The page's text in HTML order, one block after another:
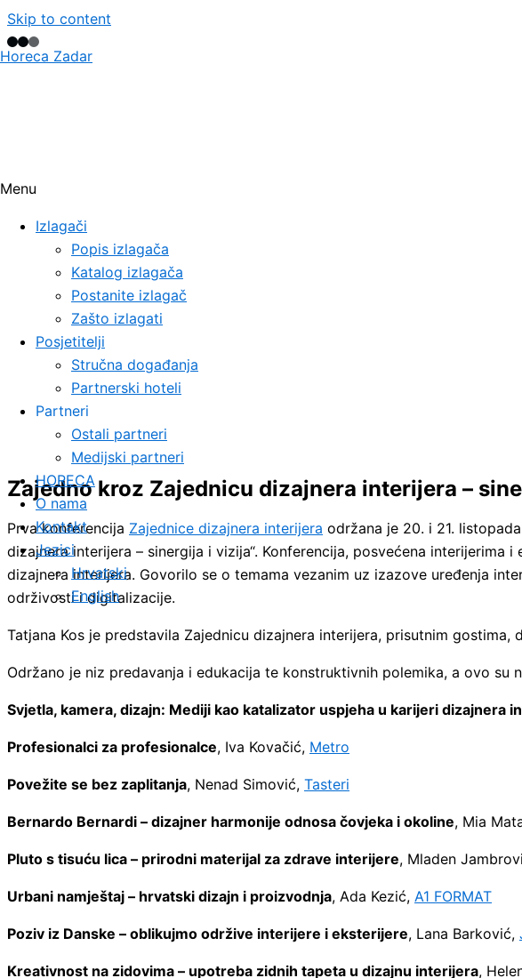
Skip to content
Horeca Zadar
Menu
Izlagači
Popis izlagača
Katalog izlagača
Postanite izlagač
Zašto izlagati
Posjetitelji
Stručna događanja
Partnerski hoteli
Partneri
Ostali partneri
Medijski partneri
HORECA
O nama
Kontakt
Jezici
Hrvatski
English
Zajedno kroz Zajednicu dizajnera interijera –
Prva konferencija Zajednice dizajnera interijera održana je 20. i 21.
dizajnera interijera – sinergija i vizija“. Konferencija, posvećena
dizajnera interijera. Govorilo se o temama vezanim uz izazove uređenja
održivosti i digitalizacije.
Tatjana Kos je predstavila Zajednicu dizajnera interijera, prisutnim
Održano je niz predavanja i edukacija te konstruktivnih polemika, a ovo su
Svjetla, kamera, dizajn: Mediji kao katalizator uspjeha u karijeri dizajnera
Profesionalci za profesionalce, Iva Kovačić, Metro
Povežite se bez zaplitanja, Nenad Simović, Tasteri
Bernardo Bernardi – dizajner harmonije odnosa čovjeka i okoline, Mia
Pluto s tisuću lica – prirodni materijal za zdrave interijere, Mladen
Urbani namještaj – hrvatski dizajn i proizvodnja, Ada Kezić, A1 FORMAT
Poziv iz Danske – oblikujmo održive interijere i eksterijere, Lana Barković,
Kreativnost na zidovima – upotreba zidnih tapeta u dizajnu interijera,